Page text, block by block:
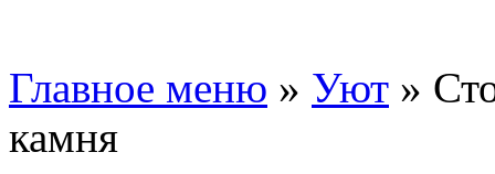
Главное меню » Уют »
камня